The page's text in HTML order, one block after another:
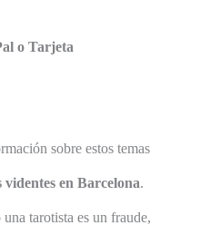
o Tarjeta
sobre estos temas
videntes en Barcelona.
tarotista es un fraude,